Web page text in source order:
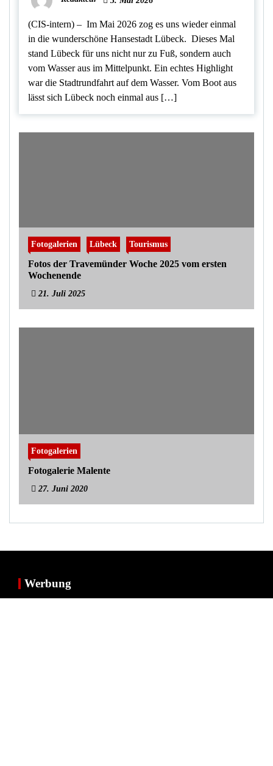
(CIS-intern) – Im Mai 2026 zog es uns wieder einmal
in die wunderschöne Hansestadt Lübeck. Dieses Mal
stand Lübeck für uns nicht nur zu Fuß, sondern auch
vom Wasser aus im Mittelpunkt. Ein echtes Highlight
war die Stadtrundfahrt auf dem Wasser. Vom Boot aus
lässt sich Lübeck noch einmal aus […]
Fotogalerien Lübeck Tourismus
Fotos der Travemünder Woche 2025 vom ersten
Wochenende
21. Juli 2025
Fotogalerien
Fotogalerie Malente
27. Juni 2020
Werbung